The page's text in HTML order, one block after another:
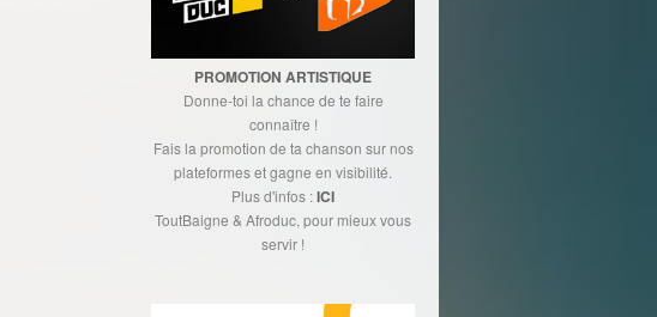
PROMOTION ARTISTIQUE
Donne-toi la chance de te faire
connaître !
Fais la promotion de ta chanson sur nos
plateformes et gagne en visibilité.
Plus d'infos :ICI
ToutBaigne & Afroduc, pour mieux vous
servir !